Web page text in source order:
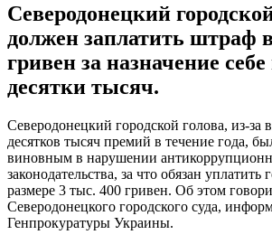
Северодонецкий
должен заплатить штраф
гривен за назначение
десятки тысяч.
Северодонецкий городской голова, из-за
десятков тысяч премий в течение года,
виновным в нарушении
законодательства, за что обязан уплатить
размере 3 тыс. 400 гривен. Об этом
Северодонецкого городского суда,
Генпрокуратуры Украины.